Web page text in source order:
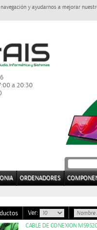
y ayudarnos a mejorar
a 20:30
ORDENADORES
Ver:
CABLE DE CONEXION